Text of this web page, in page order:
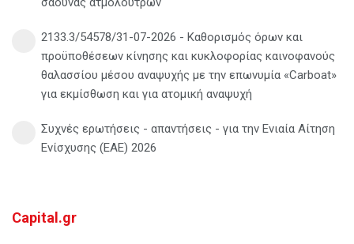
2133.3/54578/31-07-2026 - Καθορισμός όρων και
προϋποθέσεων κίνησης και κυκλοφορίας καινοφανούς
θαλασσίου μέσου αναψυχής με την επωνυμία «Carboat»
για εκμίσθωση και για ατομική αναψυχή
Συχνές ερωτήσεις - απαντήσεις - για την Ενιαία Αίτηση
Ενίσχυσης (ΕΑΕ) 2026
Capital.gr